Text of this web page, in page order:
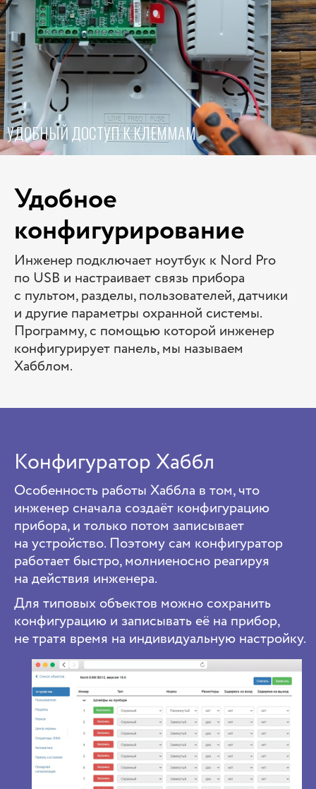
УДОБНЫЙ ДОСТУП К КЛЕММАМ
Удобное
конфигурирование
Инженер подключает ноутбук к Nord Pro
по USB и настраивает связь прибора
с пультом, разделы, пользователей, датчики
и другие параметры охранной системы.
Программу, с помощью которой инженер
конфигурирует панель, мы называем
Хабблом.
Конфигуратор Хаббл
Особенность работы Хаббла в том, что
инженер сначала создаёт конфигурацию
прибора, и только потом записывает
на устройство. Поэтому сам конфигуратор
работает быстро, молниеносно реагируя
на действия инженера.
Для типовых объектов можно сохранить
конфигурацию и записывать её на прибор,
не тратя время на индивидуальную настройку.